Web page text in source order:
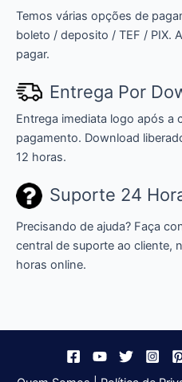
Temos várias opções de
boleto / deposito / TEF / PIX.
pagar.
Entrega Por
Entrega imediata logo após a
pagamento. Download
12 horas.
Suporte 24
Precisando de ajuda? Faça
central de suporte ao cliente,
horas online.